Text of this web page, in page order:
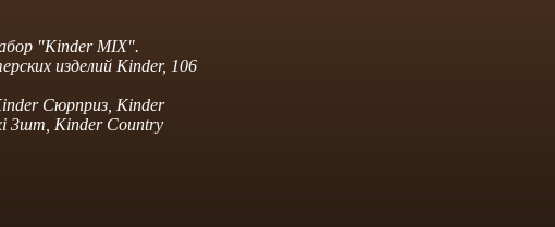
"Kinder MIX".
изделий Kinder, 106
Сюрприз, Kinder
3шт, Kinder Country